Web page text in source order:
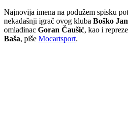
Najnovija imena na podužem spisku
nekadašnji igrač ovog kluba Boško
omladinac Goran Čaušić, kao i
Baša, piše Mocartsport.